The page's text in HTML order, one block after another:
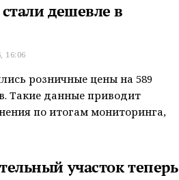
дешевле в
16:06
розничные цены на 589
Такие данные приводит
по итогам мониторинга,
участок теперь